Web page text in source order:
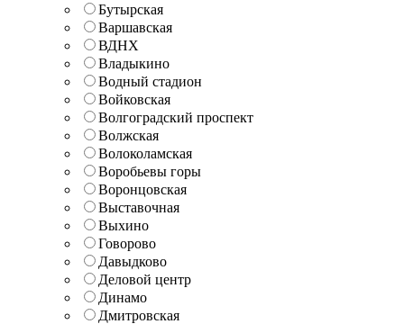
Бутырская
Варшавская
ВДНХ
Владыкино
Водный стадион
Войковская
Волгоградский проспект
Волжская
Волоколамская
Воробьевы горы
Воронцовская
Выставочная
Выхино
Говорово
Давыдково
Деловой центр
Динамо
Дмитровская